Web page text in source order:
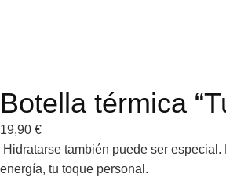
Botella térmica
19,90 €
Hidratarse también puede ser
energía, tu toque personal.